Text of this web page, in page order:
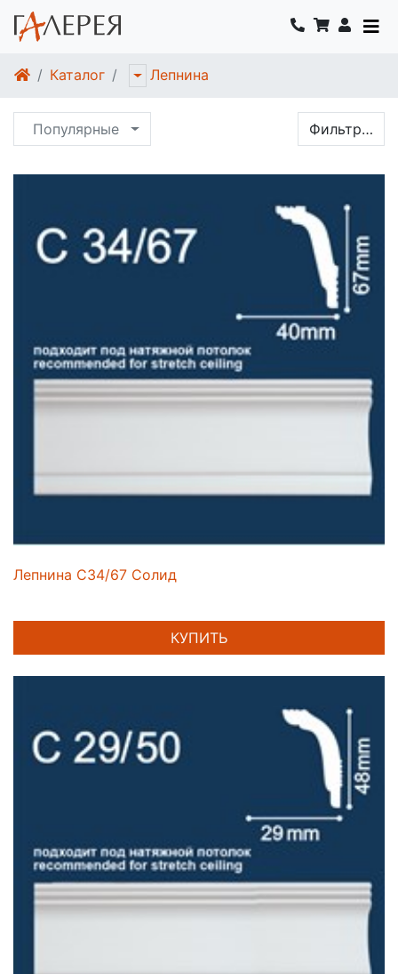
Каталог Лепнина
Популярные Фильтр…
Лепнина C34/67 Солид
КУПИТЬ